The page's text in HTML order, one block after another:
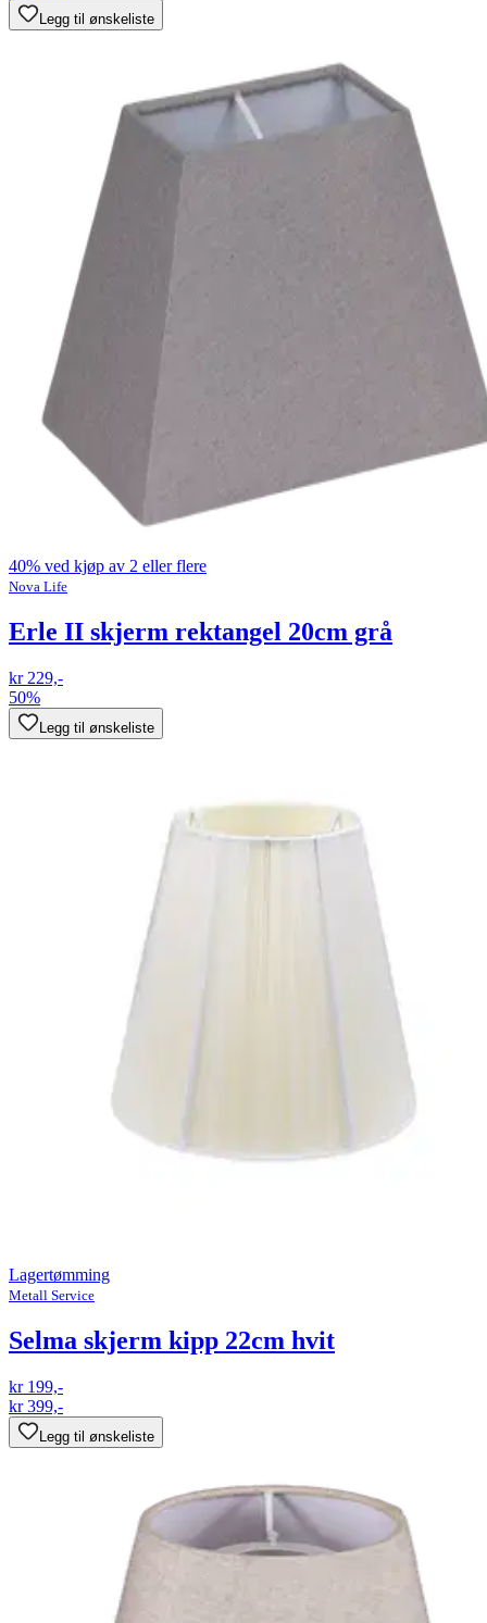
Legg til ønskeliste
40% ved kjøp av 2 eller flere
Nova Life
Erle II skjerm rektangel 20cm grå
kr 229,-
50%
Legg til ønskeliste
Lagertømming
Metall Service
Selma skjerm kipp 22cm hvit
kr 199,-
kr 399,-
Legg til ønskeliste